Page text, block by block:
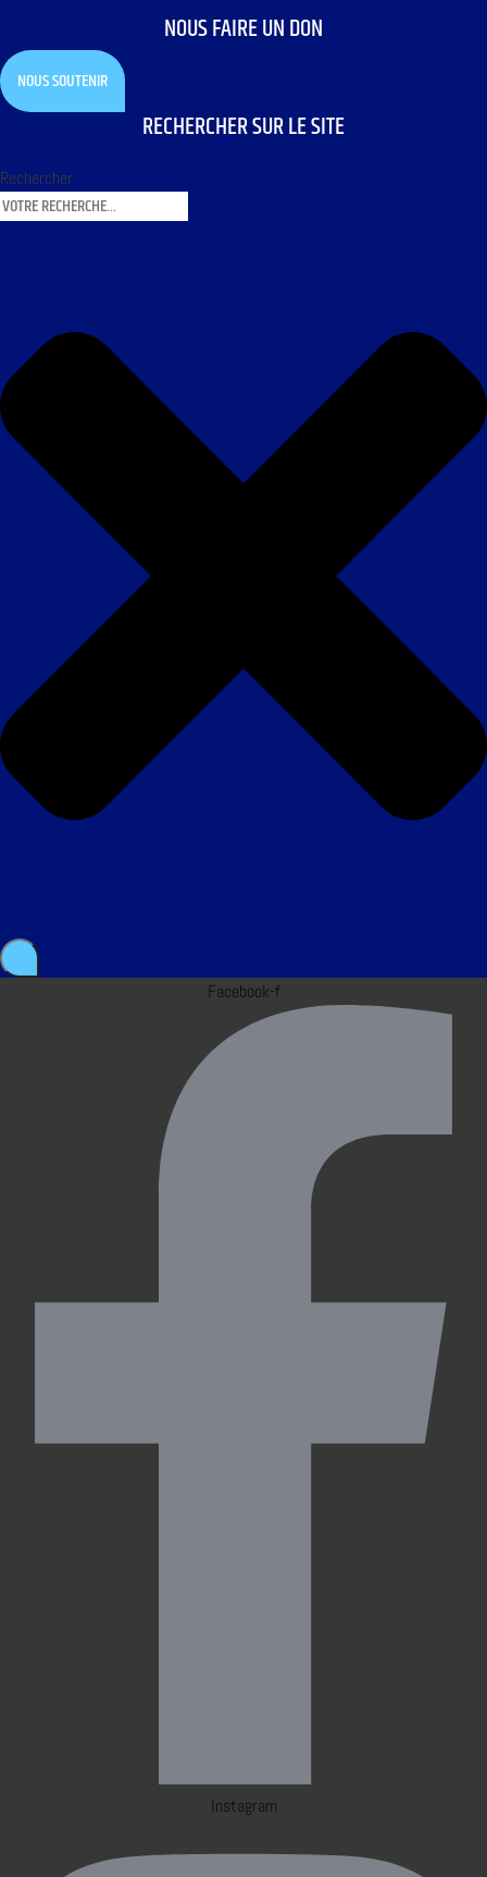
NOUS FAIRE UN DON
NOUS SOUTENIR
RECHERCHER SUR LE SITE
Rechercher
Facebook-f
Instagram